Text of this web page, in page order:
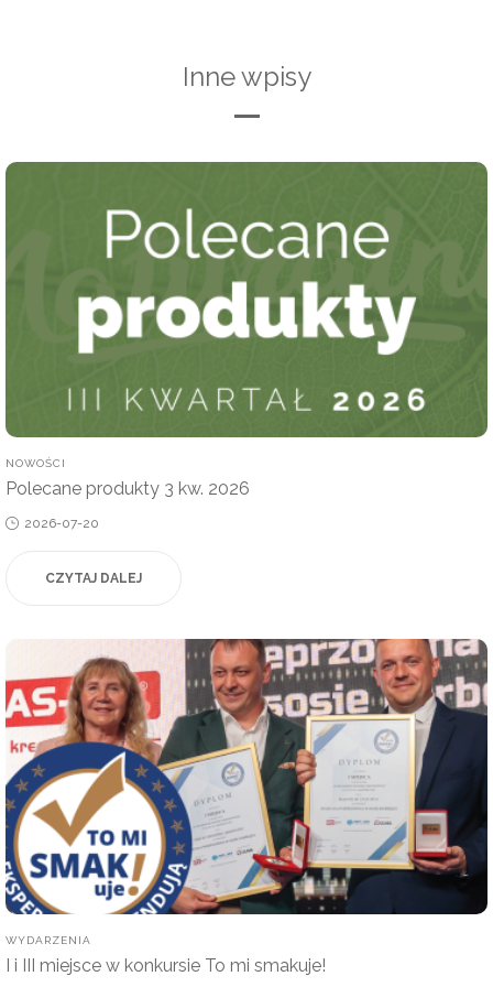
Inne wpisy
POSTED
IN
NOWOŚCI
Polecane produkty 3 kw. 2026
Posted
2026-07-20
CZYTAJ DALEJ
POSTED
IN
WYDARZENIA
I i III miejsce w konkursie To mi smakuje!